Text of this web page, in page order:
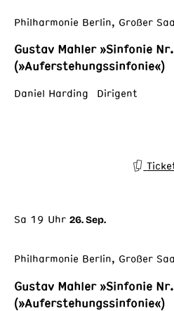
Philharmonie Berlin, Großer
Gustav Mahler »Sinfonie
(»Auferstehungssinfonie«)
Daniel Harding Dirigent
Sa 19 Uhr 26. Sep.
Philharmonie Berlin, Großer
Gustav Mahler »Sinfonie
(»Auferstehungssinfonie«)